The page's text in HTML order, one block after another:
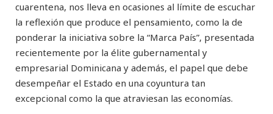
cuarentena, nos lleva en ocasiones al límite de escuchar
la reflexión que produce el pensamiento, como la de
ponderar la iniciativa sobre la “Marca País”, presentada
recientemente por la élite gubernamental y
empresarial Dominicana y además, el papel que debe
desempeñar el Estado en una coyuntura tan
excepcional como la que atraviesan las economías.